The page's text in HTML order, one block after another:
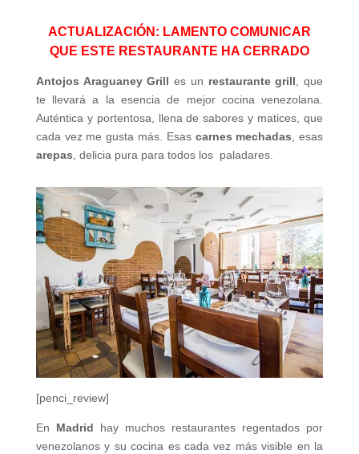
ACTUALIZACIÓN: LAMENTO COMUNICAR
QUE ESTE RESTAURANTE HA CERRADO
Antojos Araguaney Grill es un restaurante grill , que
te llevará a la esencia de mejor cocina venezolana.
Auténtica y portentosa, llena de sabores y matices, que
cada vez me gusta más. Esas carnes mechadas , esas
arepas , delicia pura para todos los paladares.
[penci_review]
En Madrid hay muchos restaurantes regentados por
venezolanos y su cocina es cada vez más visible en la